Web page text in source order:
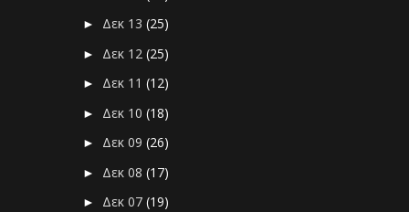
► Δεκ 13(25)
► Δεκ 12(25)
► Δεκ 11(12)
► Δεκ 10(18)
► Δεκ 09(26)
► Δεκ 08(17)
► Δεκ 07(19)